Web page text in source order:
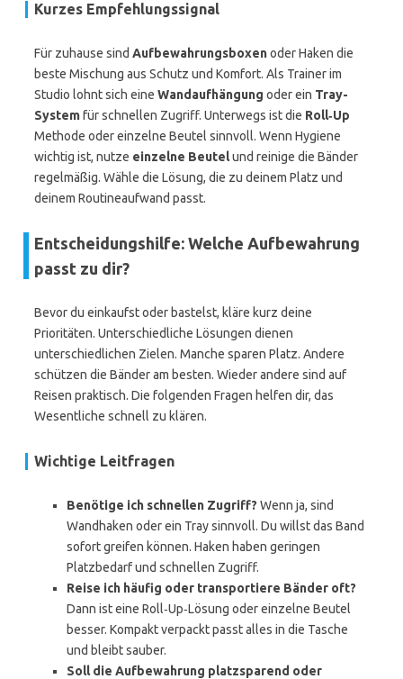
Kurzes Empfehlungssignal
Für zuhause sind Aufbewahrungsboxenoder Haken die
beste Mischung aus Schutz und Komfort. Als Trainer im
Studio lohnt sich eine Wandaufhängung oder ein Tray-
Systemfür schnellen Zugriff. Unterwegs ist die Roll‑Up
Methode oder einzelne Beutel sinnvoll. Wenn Hygiene
wichtig ist, nutze einzelne Beutelund reinige die Bänder
regelmäßig. Wähle die Lösung, die zu deinem Platz und
deinem Routineaufwand passt.
Entscheidungshilfe: Welche Aufbewahrung
passt zu dir?
Bevor du einkaufst oder bastelst, kläre kurz deine
Prioritäten. Unterschiedliche Lösungen dienen
unterschiedlichen Zielen. Manche sparen Platz. Andere
schützen die Bänder am besten. Wieder andere sind auf
Reisen praktisch. Die folgenden Fragen helfen dir, das
Wesentliche schnell zu klären.
Wichtige Leitfragen
Benötige ich schnellen Zugriff? Wenn ja, sind
Wandhaken oder ein Tray sinnvoll. Du willst das Band
sofort greifen können. Haken haben geringen
Platzbedarf und schnellen Zugriff.
Reise ich häufig oder transportiere Bänder oft?
Dann ist eine Roll‑Up‑Lösung oder einzelne Beutel
besser. Kompakt verpackt passt alles in die Tasche
und bleibt sauber.
Soll die Aufbewahrung platzsparend oder